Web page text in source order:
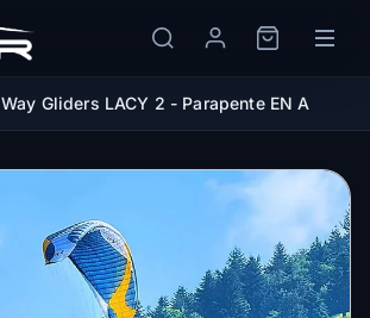
Way Gliders LACY 2 - Parapente EN A